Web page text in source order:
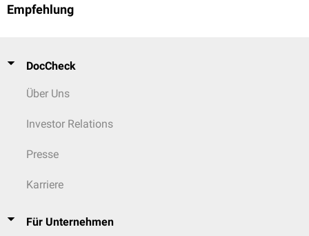
Empfehlung
DocCheck
Über Uns
Investor Relations
Presse
Karriere
Für Unternehmen